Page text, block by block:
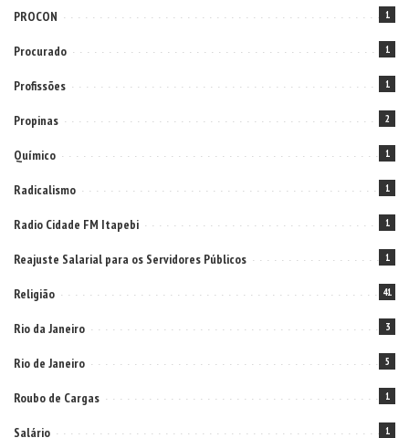
PROCON 1
Procurado 1
Profissões 1
Propinas 2
Químico 1
Radicalismo 1
Radio Cidade FM Itapebi 1
Reajuste Salarial para os Servidores Públicos 1
Religião 41
Rio da Janeiro 3
Rio de Janeiro 5
Roubo de Cargas 1
Salário 1